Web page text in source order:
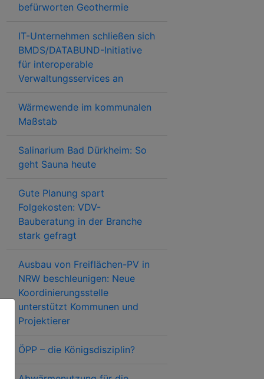
befürworten Geothermie
IT-Unternehmen schließen sich
BMDS/DATABUND-Initiative
für interoperable
Verwaltungsservices an
Wärmewende im kommunalen
Maßstab
Salinarium Bad Dürkheim: So
geht Sauna heute
Gute Planung spart
Folgekosten: VDV-
Bauberatung in der Branche
stark gefragt
Ausbau von Freiflächen-PV in
NRW beschleunigen: Neue
Koordinierungsstelle
unterstützt Kommunen und
Projektierer
ÖPP – die Königsdisziplin?